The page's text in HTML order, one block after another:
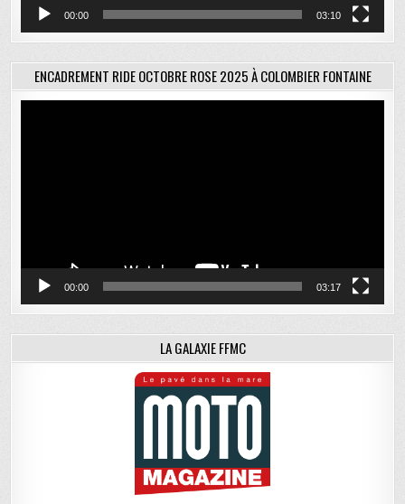
00:00 03:10
ENCADREMENT RIDE OCTOBRE ROSE 2025 À COLOMBIER FONTAINE
00:00 03:17
LA GALAXIE FFMC